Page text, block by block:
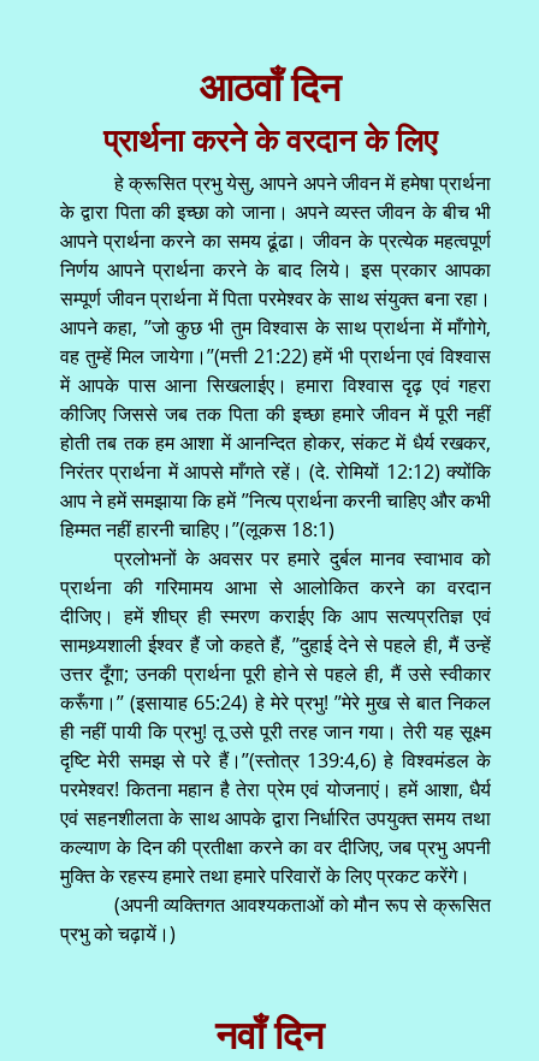
आठवाँ दिन
प्रार्थना करने के वरदान के लिए
हे क्रूसित प्रभु येसु, आपने अपने जीवन में हमेषा प्रार्थना
के द्वारा पिता की इच्छा को जाना। अपने व्यस्त जीवन के बीच भी
आपने प्रार्थना करने का समय ढूंढा। जीवन के प्रत्येक महत्वपूर्ण
निर्णय आपने प्रार्थना करने के बाद लिये। इस प्रकार आपका
सम्पूर्ण जीवन प्रार्थना में पिता परमेश्वर के साथ संयुक्त बना रहा।
आपने कहा, ’’जो कुछ भी तुम विश्वास के साथ प्रार्थना में माँगोगे,
वह तुम्हें मिल जायेगा।’’(मत्ती 21:22) हमें भी प्रार्थना एवं विश्वास
में आपके पास आना सिखलाईए। हमारा विश्वास दृढ़ एवं गहरा
कीजिए जिससे जब तक पिता की इच्छा हमारे जीवन में पूरी नहीं
होती तब तक हम आशा में आनन्दित होकर, संकट में धैर्य रखकर,
निरंतर प्रार्थना में आपसे माँगते रहें। (दे. रोमियों 12:12) क्योंकि
आप ने हमें समझाया कि हमें ’’नित्य प्रार्थना करनी चाहिए और कभी
हिम्मत नहीं हारनी चाहिए।’’(लूकस 18:1)
प्रलोभनों के अवसर पर हमारे दुर्बल मानव स्वाभाव को
प्रार्थना की गरिमामय आभा से आलोकित करने का वरदान
दीजिए। हमें शीघ्र ही स्मरण कराईए कि आप सत्यप्रतिज्ञ एवं
सामथ्र्यशाली ईश्वर हैं जो कहते हैं, ’’दुहाई देने से पहले ही, मैं उन्हें
उत्तर दूँगा; उनकी प्रार्थना पूरी होने से पहले ही, मैं उसे स्वीकार
करूँगा।’’ (इसायाह 65:24) हे मेरे प्रभु! ’’मेरे मुख से बात निकल
ही नहीं पायी कि प्रभु! तू उसे पूरी तरह जान गया। तेरी यह सूक्ष्म
दृष्टि मेरी समझ से परे हैं।’’(स्तोत्र 139:4,6) हे विश्वमंडल के
परमेश्वर! कितना महान है तेरा प्रेम एवं योजनाएं। हमें आशा, धैर्य
एवं सहनशीलता के साथ आपके द्वारा निर्धारित उपयुक्त समय तथा
कल्याण के दिन की प्रतीक्षा करने का वर दीजिए, जब प्रभु अपनी
मुक्ति के रहस्य हमारे तथा हमारे परिवारों के लिए प्रकट करेंगे।
(अपनी व्यक्तिगत आवश्यकताओं को मौन रूप से क्रूसित
प्रभु को चढ़ायें।)
नवाँ दिन